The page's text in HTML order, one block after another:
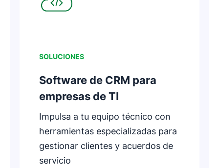
SOLUCIONES
Software de CRM para
empresas de TI
Impulsa a tu equipo técnico con
herramientas especializadas para
gestionar clientes y acuerdos de
servicio